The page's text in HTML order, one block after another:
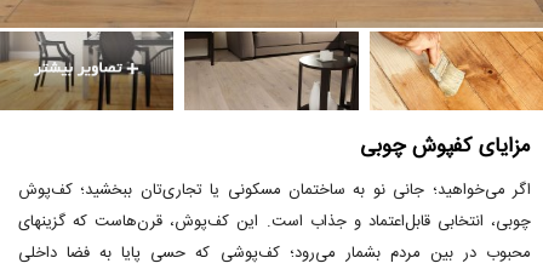
مزایای کفپوش چوبی
اگر می‌خواهید؛ جانی نو به ساختمان مسکونی یا تجاری‌تان ببخشید؛ کف‌پوش
چوبی، انتخابی قابل‌اعتماد و جذاب است. این کف‌پوش، قرن‌هاست که گزینهای
محبوب در بین مردم بشمار می‌رود؛ کف‌پوشی که حسی پایا به فضا داخلی